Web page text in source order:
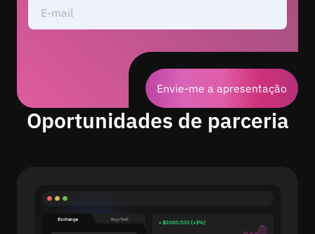
E-mail
Envie-me a apresentação
Oportunidades de parceria